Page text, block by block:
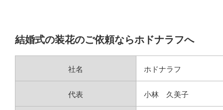
結婚式の装花のご依頼ならホドナラフへ
社名 ホドナラフ
代表 小林 久美子